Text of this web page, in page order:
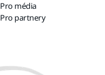
Pro média
Pro partnery